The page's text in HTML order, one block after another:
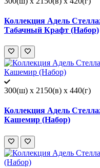
Коллекция Адель
Табачный Крафт (Набор)
300(ш) x 2150(в) x 440(г)
Коллекция Адель
Кашемир (Набор)